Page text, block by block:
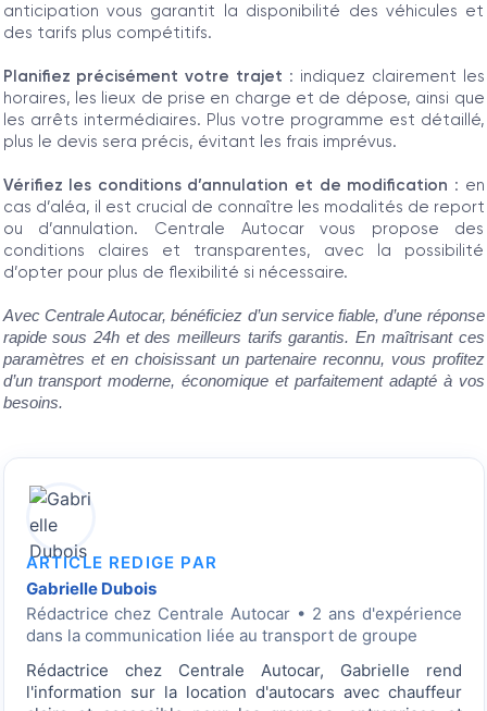
anticipation vous garantit la disponibilité des véhicules et
des tarifs plus compétitifs.
Planifiez précisément votre trajet : indiquez clairement les
horaires, les lieux de prise en charge et de dépose, ainsi que
les arrêts intermédiaires. Plus votre programme est détaillé,
plus le devis sera précis, évitant les frais imprévus.
Vérifiez les conditions d’annulation et de modification : en
cas d’aléa, il est crucial de connaître les modalités de report
ou d’annulation. Centrale Autocar vous propose des
conditions claires et transparentes, avec la possibilité
d’opter pour plus de flexibilité si nécessaire.
Avec Centrale Autocar, bénéficiez d’un service fiable, d’une réponse
rapide sous 24h et des meilleurs tarifs garantis. En maîtrisant ces
paramètres et en choisissant un partenaire reconnu, vous profitez
d’un transport moderne, économique et parfaitement adapté à vos
besoins.
ARTICLE REDIGE PAR
Gabrielle Dubois
Rédactrice chez Centrale Autocar • 2 ans d'expérience
dans la communication liée au transport de groupe
Rédactrice chez Centrale Autocar, Gabrielle rend
l'information sur la location d'autocars avec chauffeur